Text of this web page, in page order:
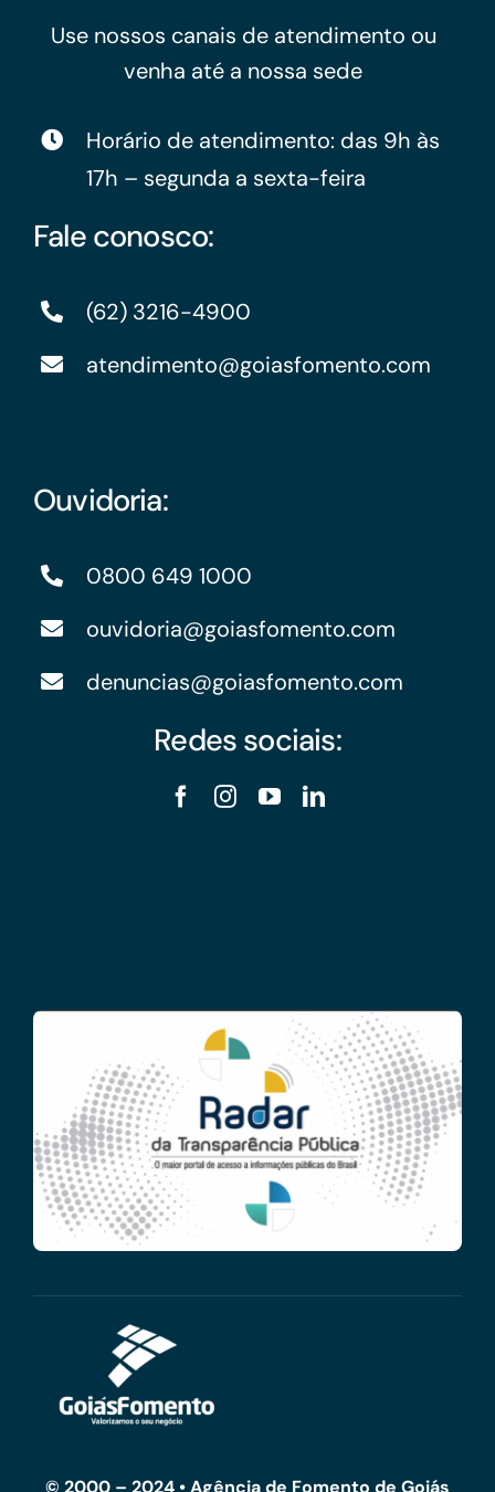
Use nossos canais de atendimento ou
venha até a nossa sede
Horário de atendimento: das 9h às
17h – segunda a sexta-feira
Fale conosco:
(62) 3216-4900
atendimento@goiasfomento.com
Ouvidoria:
0800 649 1000
ouvidoria@goiasfomento.com
denuncias@goiasfomento.com
Redes sociais:
© 2000 – 2024 • Agência de Fomento de Goiás